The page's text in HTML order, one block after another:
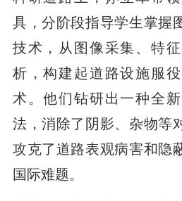
具，分阶段指导学生掌握
技术，从图像采集、特
析，构建起道路设施服
术。他们钻研出一种全
法，消除了阴影、杂物等
攻克了道路表观病害和隐
国际难题。